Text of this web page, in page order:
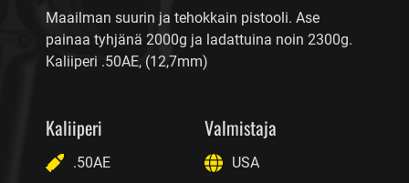
Maailman suurin ja tehokkain pistooli. Ase
painaa tyhjänä 2000g ja ladattuina noin 2300g.
Kaliiperi .50AE, (12,7mm)
Kaliiperi
.50AE
Valmistaja
USA